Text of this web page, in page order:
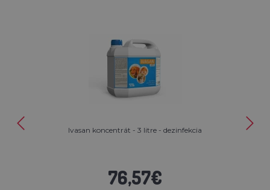
Ivasan koncentrát - 3 litre - dezinfekcia
76,57€